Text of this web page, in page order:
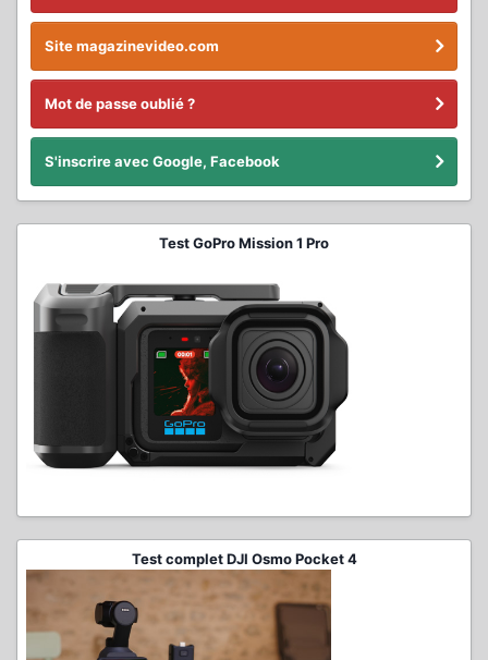
Site magazinevideo.com
Mot de passe oublié ?
S'inscrire avec Google, Facebook
Test GoPro Mission 1 Pro
Test complet DJI Osmo Pocket 4